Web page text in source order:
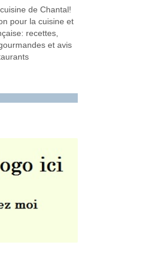
de Chantal!
pour la cuisine et
recettes,
et avis